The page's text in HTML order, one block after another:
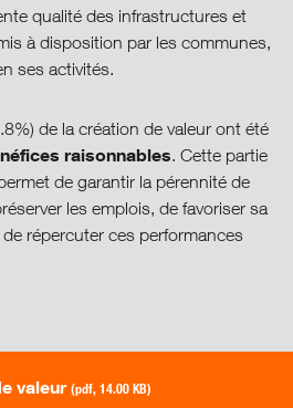
qualité des infrastructures et
à disposition par les communes,
ses activités.
de la création de valeur ont été
raisonnables. Cette partie
de garantir la pérennité de
les emplois, de favoriser sa
répercuter ces performances
valeur(pdf, 14.00 KB)